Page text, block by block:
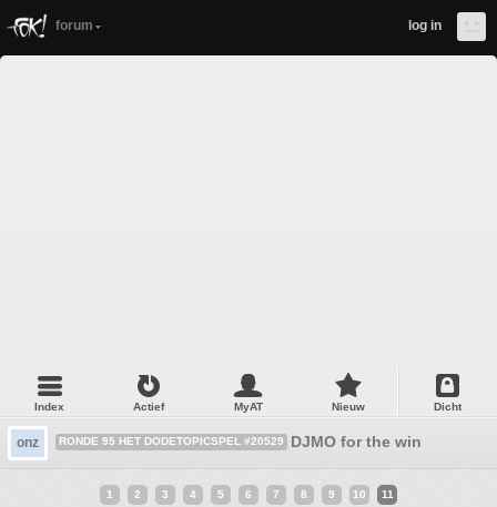
forum log in
Index Actief MyAT Nieuw Dicht
onz RONDE 95 HET DODETOPICSPEL #20529 DJMO for the win
1 2 3 4 5 6 7 8 9 10 11